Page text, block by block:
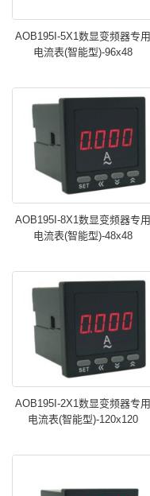
AOB195I-5X1数显变频器专用
电流表(智能型)-96x48
AOB195I-8X1数显变频器专用
电流表(智能型)-48x48
AOB195I-2X1数显变频器专用
电流表(智能型)-120x120